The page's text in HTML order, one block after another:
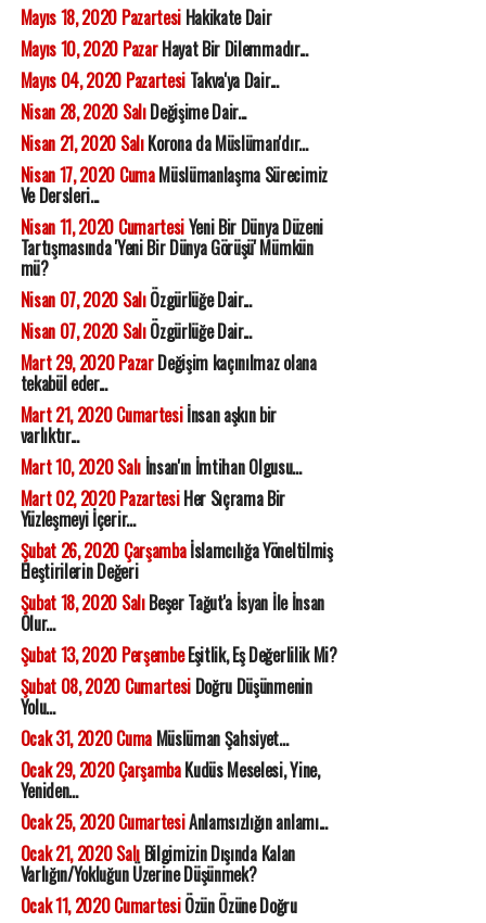
Mayıs 18, 2020 PazartesiHakikate Dair
Mayıs 10, 2020 PazarHayat Bir Dilemmadır...
Mayıs 04, 2020 PazartesiTakva'ya Dair...
Nisan 28, 2020 SalıDeğişime Dair...
Nisan 21, 2020 SalıKorona da Müslüman'dır...
Nisan 17, 2020 CumaMüslümanlaşma Sürecimiz
Ve Dersleri...
Nisan 11, 2020 CumartesiYeni Bir Dünya Düzeni
Tartışmasında 'Yeni Bir Dünya Görüşü' Mümkün
mü?
Nisan 07, 2020 SalıÖzgürlüğe Dair...
Nisan 07, 2020 SalıÖzgürlüğe Dair...
Mart 29, 2020 PazarDeğişim kaçınılmaz olana
tekabül eder...
Mart 21, 2020 Cumartesiİnsan aşkın bir
varlıktır...
Mart 10, 2020 Salıİnsan'ın İmtihan Olgusu...
Mart 02, 2020 PazartesiHer Sıçrama Bir
Yüzleşmeyi İçerir...
Şubat 26, 2020 Çarşambaİslamcılığa Yöneltilmiş
Eleştirilerin Değeri
Şubat 18, 2020 SalıBeşer Tağut'a İsyan İle İnsan
Olur...
Şubat 13, 2020 PerşembeEşitlik, Eş Değerlilik Mi?
Şubat 08, 2020 CumartesiDoğru Düşünmenin
Yolu...
Ocak 31, 2020 CumaMüslüman Şahsiyet...
Ocak 29, 2020 ÇarşambaKudüs Meselesi, Yine,
Yeniden...
Ocak 25, 2020 CumartesiAnlamsızlığın anlamı...
Ocak 21, 2020 SalıBilgimizin Dışında Kalan
Varlığın/Yokluğun Üzerine Düşünmek?
Ocak 11, 2020 CumartesiÖzün Özüne Doğru